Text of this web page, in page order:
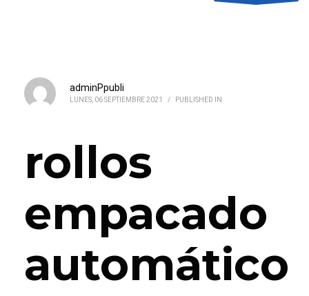
adminPpubli
LUNES, 06 SEPTIEMBRE 2021 / PUBLISHED IN
rollos
empacado
automático